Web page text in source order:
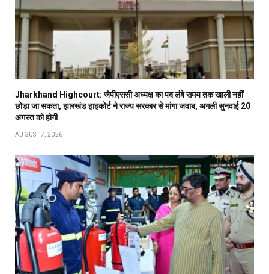
Jharkhand Highcourt: जेपीएससी अध्यक्ष का पद लंबे समय तक खाली नहीं
छोड़ा जा सकता, झारखंड हाइकोर्ट ने राज्य सरकार से मांगा जवाब, अगली सुनवाई 20
अगस्त को होगी
AUGUST 7, 2026